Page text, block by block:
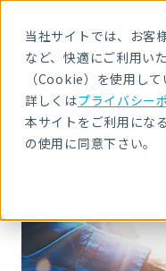
当社サイトでは、お客
など、快適にご利用い
（Cookie）を使用して
詳しくはプライバシー
本サイトをご利用にな
の使用に同意下さい。
HOME 導入事例